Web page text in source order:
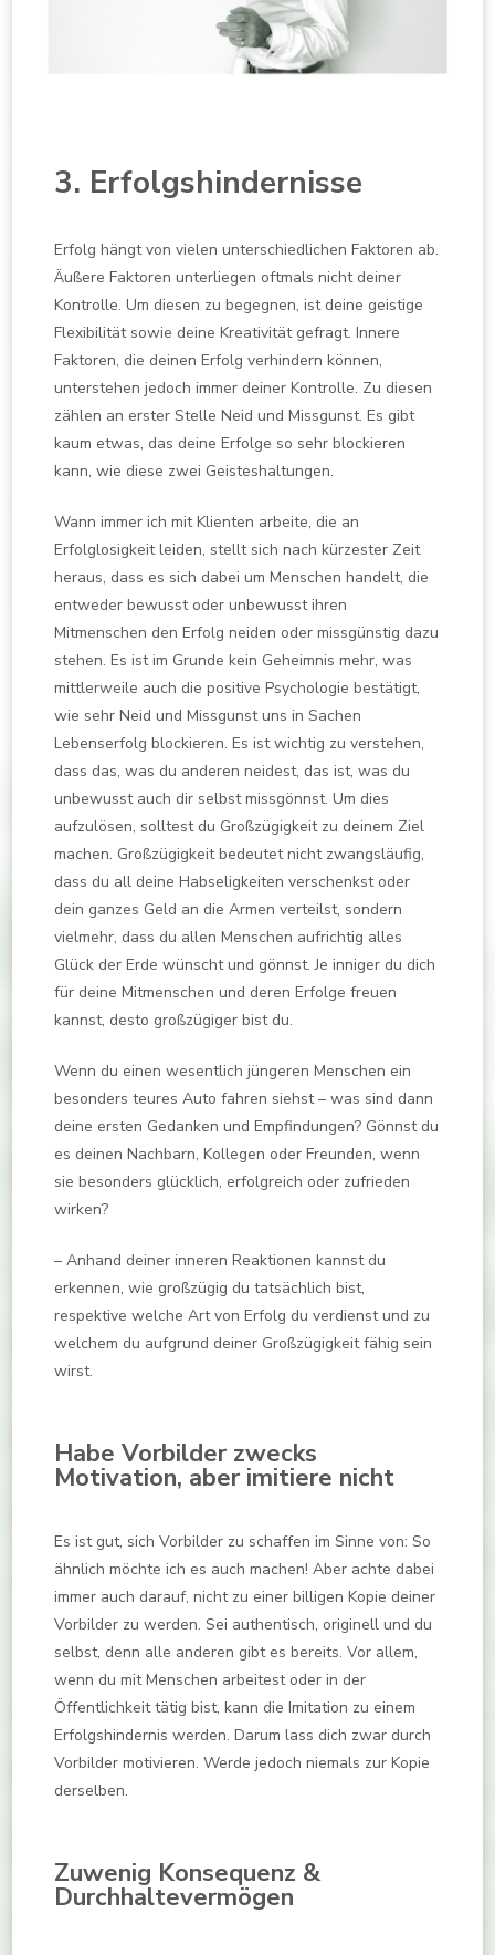
3. Erfolgshindernisse
Erfolg hängt von vielen unterschiedlichen Faktoren ab.
Äußere Faktoren unterliegen oftmals nicht deiner
Kontrolle. Um diesen zu begegnen, ist deine geistige
Flexibilität sowie deine Kreativität gefragt. Innere
Faktoren, die deinen Erfolg verhindern können,
unterstehen jedoch immer deiner Kontrolle. Zu diesen
zählen an erster Stelle Neid und Missgunst. Es gibt
kaum etwas, das deine Erfolge so sehr blockieren
kann, wie diese zwei Geisteshaltungen.
Wann immer ich mit Klienten arbeite, die an
Erfolglosigkeit leiden, stellt sich nach kürzester Zeit
heraus, dass es sich dabei um Menschen handelt, die
entweder bewusst oder unbewusst ihren
Mitmenschen den Erfolg neiden oder missgünstig dazu
stehen. Es ist im Grunde kein Geheimnis mehr, was
mittlerweile auch die positive Psychologie bestätigt,
wie sehr Neid und Missgunst uns in Sachen
Lebenserfolg blockieren. Es ist wichtig zu verstehen,
dass das, was du anderen neidest, das ist, was du
unbewusst auch dir selbst missgönnst. Um dies
aufzulösen, solltest du Großzügigkeit zu deinem Ziel
machen. Großzügigkeit bedeutet nicht zwangsläufig,
dass du all deine Habseligkeiten verschenkst oder
dein ganzes Geld an die Armen verteilst, sondern
vielmehr, dass du allen Menschen aufrichtig alles
Glück der Erde wünscht und gönnst. Je inniger du dich
für deine Mitmenschen und deren Erfolge freuen
kannst, desto großzügiger bist du.
Wenn du einen wesentlich jüngeren Menschen ein
besonders teures Auto fahren siehst – was sind dann
deine ersten Gedanken und Empfindungen? Gönnst du
es deinen Nachbarn, Kollegen oder Freunden, wenn
sie besonders glücklich, erfolgreich oder zufrieden
wirken?
– Anhand deiner inneren Reaktionen kannst du
erkennen, wie großzügig du tatsächlich bist,
respektive welche Art von Erfolg du verdienst und zu
welchem du aufgrund deiner Großzügigkeit fähig sein
wirst.
Habe Vorbilder zwecks
Motivation, aber imitiere nicht
Es ist gut, sich Vorbilder zu schaffen im Sinne von: So
ähnlich möchte ich es auch machen! Aber achte dabei
immer auch darauf, nicht zu einer billigen Kopie deiner
Vorbilder zu werden. Sei authentisch, originell und du
selbst, denn alle anderen gibt es bereits. Vor allem,
wenn du mit Menschen arbeitest oder in der
Öffentlichkeit tätig bist, kann die Imitation zu einem
Erfolgshindernis werden. Darum lass dich zwar durch
Vorbilder motivieren. Werde jedoch niemals zur Kopie
derselben.
Zuwenig Konsequenz &
Durchhaltevermögen